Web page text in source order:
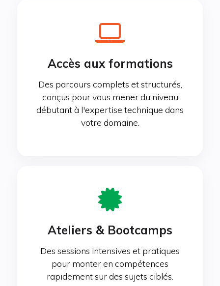
Accès aux formations
Des parcours complets et structurés,
conçus pour vous mener du niveau
débutant à l'expertise technique dans
votre domaine.
Ateliers & Bootcamps
Des sessions intensives et pratiques
pour monter en compétences
rapidement sur des sujets ciblés.